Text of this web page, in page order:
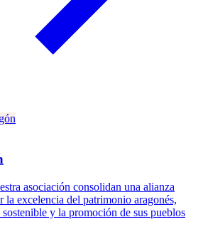
asociación consolidan una alianza
la excelencia del patrimonio aragonés,
y la promoción de sus pueblos